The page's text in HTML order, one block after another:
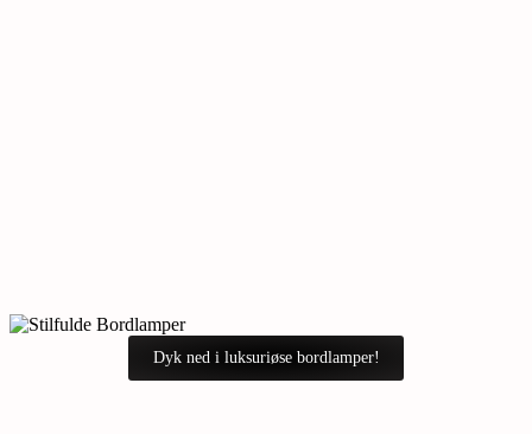
Dyk ned i luksuriøse bordlamper!